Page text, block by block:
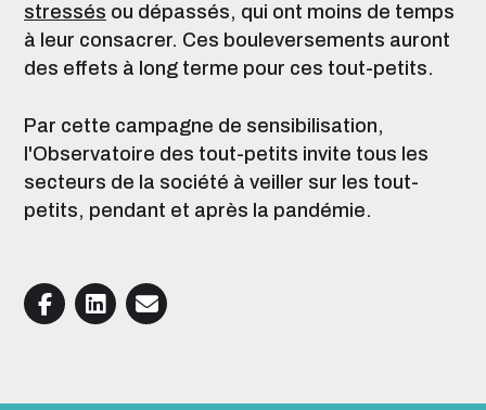
stressés ou dépassés, qui ont moins de temps
à leur consacrer. Ces bouleversements auront
des effets à long terme pour ces tout-petits.
Par cette campagne de sensibilisation,
l'Observatoire des tout-petits invite tous les
secteurs de la société à veiller sur les tout-
petits, pendant et après la pandémie.